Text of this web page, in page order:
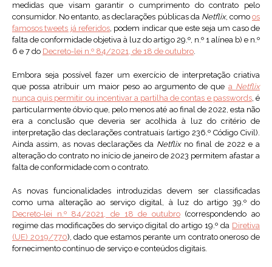
medidas que visam garantir o cumprimento do contrato pelo
consumidor. No entanto, as declarações públicas da Netflix, comoos
famosos tweets já referidos, podem indicar que este seja um caso de
falta de conformidade objetiva à luz do artigo 29.º, n.º 1 alínea b) e n.º
6 e 7 do Decreto-lei n.º 84/2021, de 18 de outubro.
Embora seja possível fazer um exercício de interpretação criativa
que possa atribuir um maior peso ao argumento de que a Netflix
nunca quis permitir ou incentivar a partilha de contas e passwords, é
particularmente óbvio que, pelo menos até ao final de 2022, esta não
era a conclusão que deveria ser acolhida à luz do critério de
interpretação das declarações contratuais (artigo 236.º Código Civil).
Ainda assim, as novas declarações da Netflix no final de 2022 e a
alteração do contrato no início de janeiro de 2023 permitem afastar a
falta de conformidade com o contrato.
As novas funcionalidades introduzidas devem ser classificadas
como uma alteração ao serviço digital, à luz do artigo 39.º do
Decreto-lei n.º 84/2021, de 18 de outubro(correspondendo ao
regime das modificações do serviço digital do artigo 19.º da Diretiva
(UE) 2019/770), dado que estamos perante um contrato oneroso de
fornecimento contínuo de serviço e conteúdos digitais.